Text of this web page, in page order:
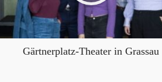
Gärtnerplatz-Theater in Grassau